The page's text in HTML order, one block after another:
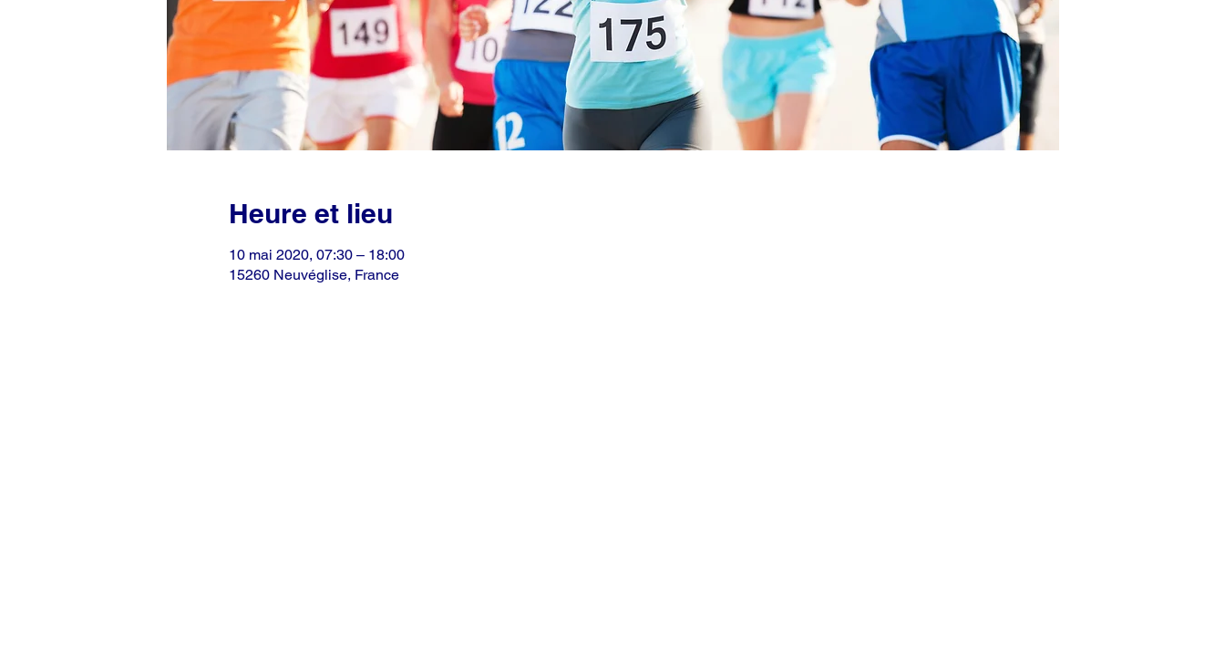
Heure et lieu
10 mai 2020, 07:30 – 18:00
15260 Neuvéglise, France